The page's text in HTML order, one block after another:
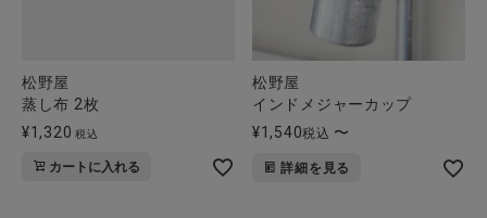
松野屋
蒸し布 2枚
¥1,320 税込
カートに入れる
松野屋
インドメジャーカップ
¥1,540税込 〜
詳細を見る